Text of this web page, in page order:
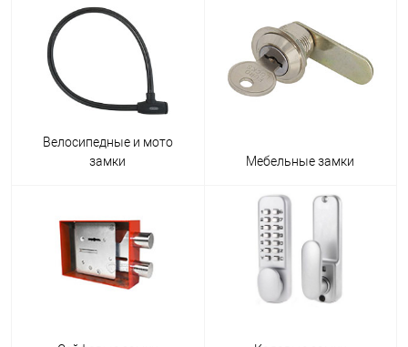
Велосипедные и мото
замки
Мебельные замки